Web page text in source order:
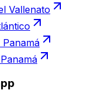
Vallenato
Panamá